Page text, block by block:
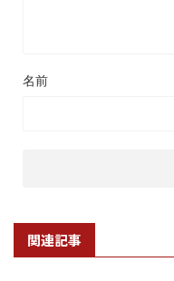
名前
関連記事